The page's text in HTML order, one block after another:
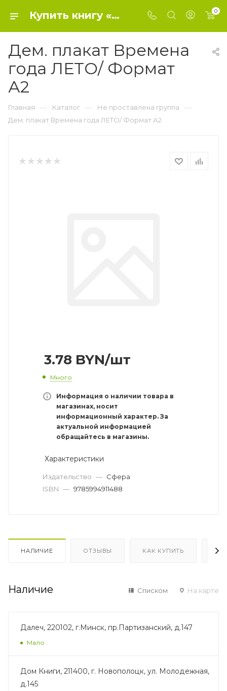
Купить книгу «Дем. плакат Времена года ЛЕТО/ Формат А2» 0, - Не проставлена группа 0
Дем. плакат Времена
года ЛЕТО/ Формат
А2
Главная — Каталог — Не проставлена группа —
Дем. плакат Времена года ЛЕТО/ Формат А2
3.78 BYN/шт
Много
Информация о наличии товара в
магазинах, носит
информационный характер. За
актуальной информацией
обращайтесь в магазины.
Характеристики
Издательство — Сфера
ISBN — 9785994911488
НАЛИЧИЕ ОТЗЫВЫ КАК КУПИТЬ
Наличие Списком На карте
Далеч, 220102, г.Минск, пр.Партизанский, д.147
Мало
Дом Книги, 211400, г. Новополоцк, ул. Молодежная,
д.145